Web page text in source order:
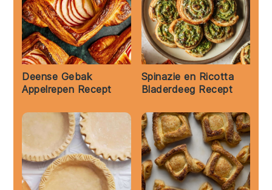
Deense Gebak
Appelrepen Recept
Spinazie en Ricotta
Bladerdeeg Recept